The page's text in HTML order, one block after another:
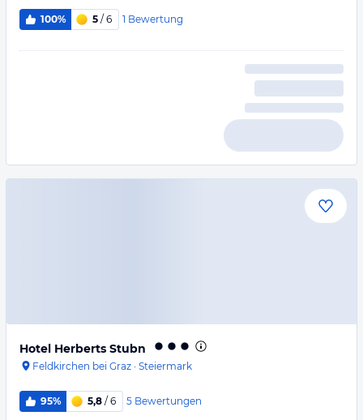
100% 5 / 6 1 Bewertung
Hotel Herberts Stubn
Feldkirchen bei Graz · Steiermark
95% 5,8 / 6 5 Bewertungen